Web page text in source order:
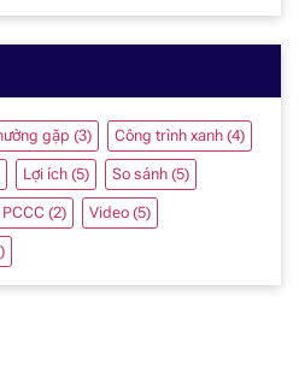
gặp (3) Công trình xanh (4)
Lợi ích (5) So sánh (5)
(2) Video (5)